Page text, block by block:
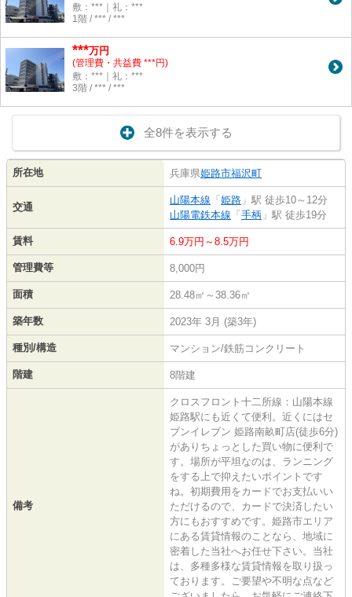
敷：***｜礼：***
1階 / *** / ***
***万円
(管理費・共益費 ***円)
敷：***｜礼：***
3階 / *** / ***
全8件を表示する
所在地 兵庫県姫路市福沢町
交通
山陽本線 「 姫路 」駅 徒歩10～12分
山陽電鉄本線 「 手柄 」駅 徒歩19分
賃料 6.9万円～8.5万円
管理費等 8,000円
面積 28.48㎡～38.36㎡
築年数 2023年 3月 (築3年)
種別/構造 マンション/鉄筋コンクリート
階建 8階建
備考
クロスフロント十二所線：山陽本線
姫路駅にも近くて便利。近くにはセ
ブンイレブン 姫路南畝町店(徒歩6分)
がありちょっとした買い物に便利で
す。場所が平坦なのは、ランニング
をする上で抑えたいポイントです
ね。初期費用をカードでお支払いい
ただけるので、カードで決済したい
方にもおすすめです。姫路市エリア
にある賃貸情報のことなら、地域に
密着した当社へお任せ下さい。当社
は、多種多様な賃貸情報を取り扱っ
ております。ご要望や不明な点など